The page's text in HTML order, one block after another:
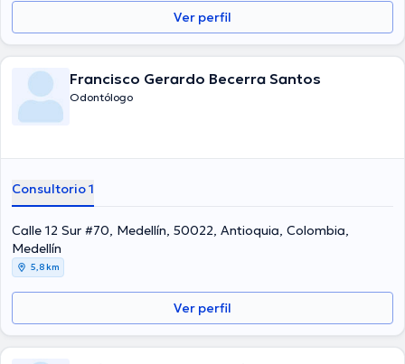
Ver perfil
Francisco Gerardo Becerra Santos
Odontólogo
Consultorio 1
Calle 12 Sur #70, Medellín, 50022, Antioquia, Colombia,
Medellín
5,8 km
Ver perfil